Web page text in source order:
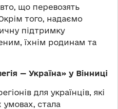
що перевозять
того, надаємо
підтримку
їхнім родинам та
— Україна» у Вінниці
для українців, які
стала